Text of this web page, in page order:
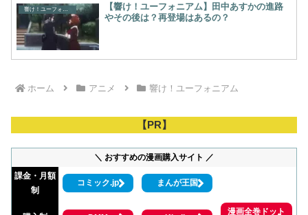
響け！ユーフォニアム
【響け！ユーフォニアム】田中あすかの進路
やその後は？再登場はあるの？
ホーム アニメ 響け！ユーフォニアム
【PR】
＼ おすすめの漫画購入サイト ／
課金・月額
制
コミック.jp まんが王国
漫画全巻ドット